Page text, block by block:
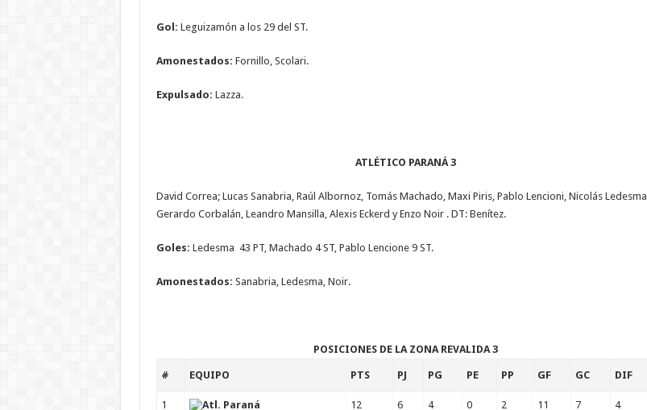
Gol: Leguizamón a los 29 del ST.
Amonestados: Fornillo, Scolari.
Expulsado: Lazza.
ATLÉTICO PARANÁ 3
David Correa; Lucas Sanabria, Raúl Albornoz, Tomás Machado, Maxi Piris, Pablo Lencioni, Nicolás Ledesma,
Gerardo Corbalán, Leandro Mansilla, Alexis Eckerd y Enzo Noir . DT: Benítez.
Goles: Ledesma 43 PT, Machado 4 ST, Pablo Lencione 9 ST.
Amonestados: Sanabria, Ledesma, Noir.
POSICIONES DE LA ZONA REVALIDA 3
# EQUIPO PTS PJ PG PE PP GF GC DIF
1 Atl. Paraná 12 6 4 0 2 11 7 4